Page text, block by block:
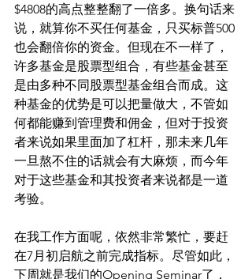
$4808的高点整整翻了一倍多。换句话来
说，就算你不买任何基金，只买标普500
也会翻倍你的资金。但现在不一样了，
许多基金是股票型组合，有些基金甚至
是由多种不同股票型基金组合而成。这
种基金的优势是可以把量做大，不管如
何都能赚到管理费和佣金，但对于投资
者来说如果里面加了杠杆，那未来几年
一旦熬不住的话就会有大麻烦，而今年
对于这些基金和其投资者来说都是一道
考验。
在我工作方面呢，依然非常繁忙，要赶
在7月初启航之前完成指标。尽管如此，
下周就是我们的Opening Seminar了，